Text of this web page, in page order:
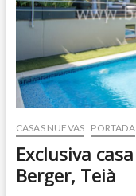
CASAS NUEVAS PORTADA
Exclusiva
Berger, Teià